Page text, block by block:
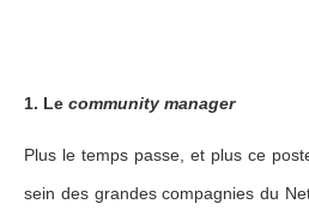
1. Le community manager
Plus le temps passe, et plus ce
sein des grandes compagnies du